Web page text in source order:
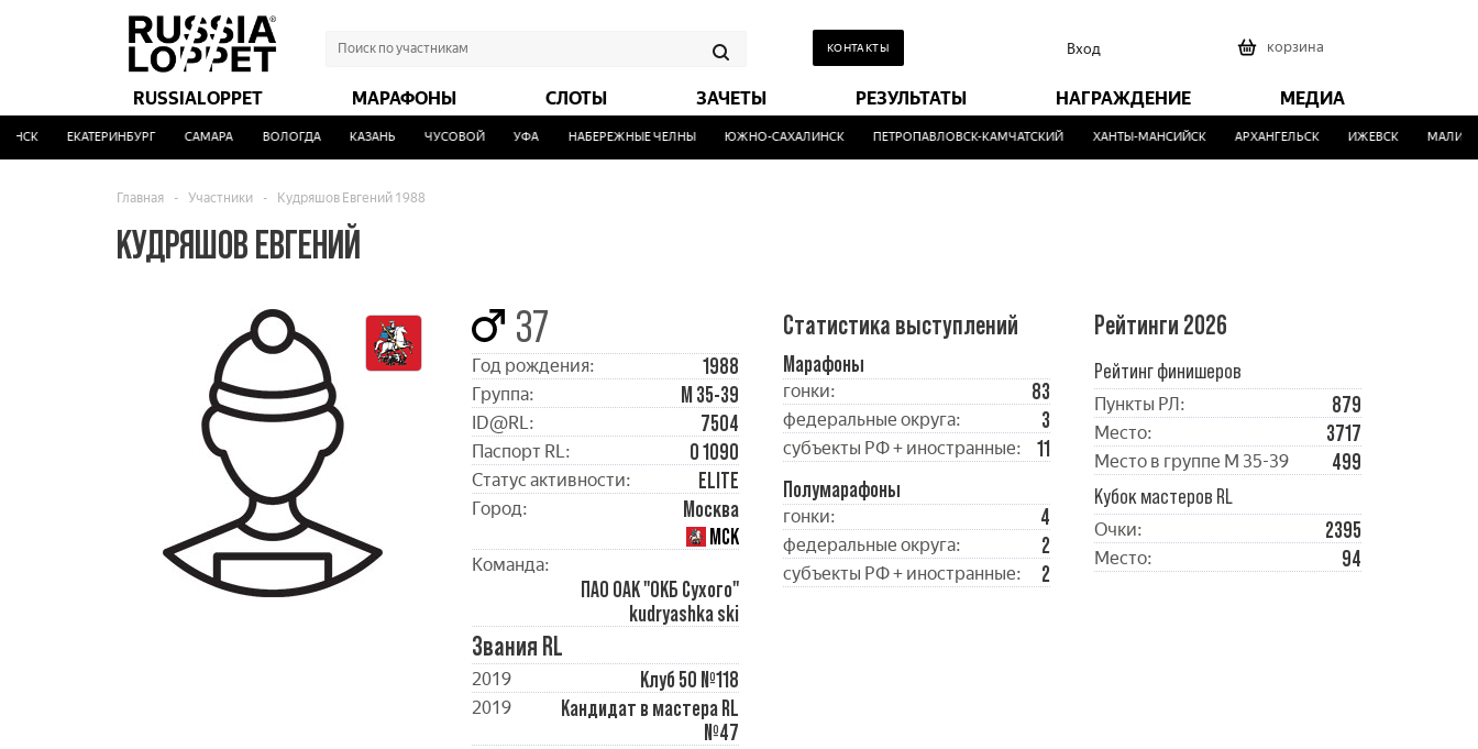
КОНТАКТЫ Вход корзина
RUSSIALOPPET МАРАФОНЫ СЛОТЫ ЗАЧЕТЫ РЕЗУЛЬТАТЫ НАГРАЖДЕНИЕ МЕДИА
ЕКАТЕРИНБУРГ САМАРА ВОЛОГДА КАЗАНЬ ЧУСОВОЙ НАБЕРЕЖНЫЕ ЧЕЛНЫ ЮЖНО-САХАЛИНСК ПЕТРОПАВЛОВСК-КАМЧАТСКИЙ ХАНТЫ-МАНСИЙСК АРХАНГЕЛЬСК ИЖЕВСК МАЛИНОВКА
Главная - Участники - Кудряшов Евгений 1988
КУДРЯШОВ ЕВГЕНИЙ
37
Год рождения: 1988
Группа: М 35-39
ID@RL: 7504
Паспорт RL: 0 1090
Статус активности: ELITE
Город:
Москва
МСК
Команда:
ПАО ОАК "ОКБ Сухого"
kudryashka ski
Звания RL
2019 Клуб 50 №118
2019
Кандидат в мастера RL
№47
Статистика выступлений
Марафоны
гонки: 83
федеральные округа: 3
субъекты РФ + иностранные:
11
Полумарафоны
гонки: 4
федеральные округа: 2
субъекты РФ + иностранные: 2
Рейтинги 2026
Рейтинг финишеров
Пункты РЛ: 879
Место: 3717
Место в группе М 35-39
499
Кубок мастеров RL
Очки: 2395
Место: 94